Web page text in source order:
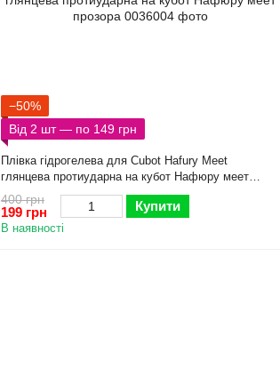
−50%
Від 2 шт — по 149 грн
Плівка гідрогелева для Cubot Hafury Meet
глянцева протиударна на кубот Hафюрy меет
прозора
400 грн
199 грн Купити
В наявності